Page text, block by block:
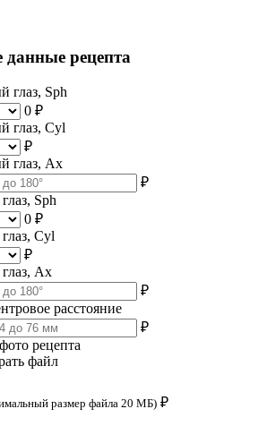
данные рецепта
глаз, Sph
0 ₽
глаз, Cyl
₽
глаз, Ax
₽
Sph
0 ₽
Cyl
₽
Ax
₽
расстояние
₽
рецепта
файл
размер файла 20 МБ) ₽